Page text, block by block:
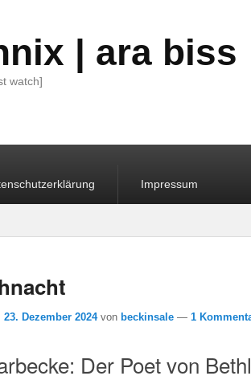
| ara biss
watch]
Impressum
23. Dezember 2024 von beckinsale — 1
Der Poet von